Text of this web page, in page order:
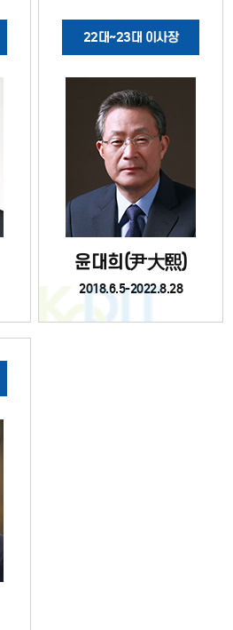
22대~23대 이사장
윤대희(尹大熙)
2018.6.5-2022.8.28